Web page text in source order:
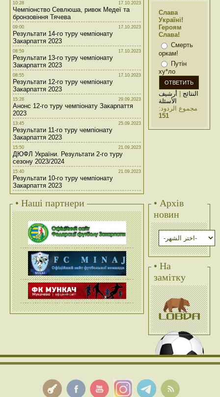
10:28 17.10.2023
Чемпіонство Севлюша, ривок Медеї та
бронзовіння Тячева
09:00 17.10.2023
Результати 14-го туру чемпіонату
Закарпаття 2023
08:59 17.10.2023
Результати 13-го туру чемпіонату
Закарпаття 2023
08:55 17.10.2023
Результати 12-го туру чемпіонату
Закарпаття 2023
15:28 29.09.2023
Анонс 12-го туру чемпіонату Закарпаття
2023
13:45 25.09.2023
Результати 11-го туру чемпіонату
Закарпаття 2023
15:50 21.09.2023
ДЮФЛ України. Результати 2-го туру
сезону 2023/2024
15:40 21.09.2023
Результати 10-го туру чемпіонату
Закарпаття 2023
Слава
Україні!
Героям
Слава!
Смерть
оркам!
Путін
ху*ло
النتائج | أرشيف
الأسئلة
مجموع الردود:
151
• Наші партнери
• Архів
новин
• На
замітку